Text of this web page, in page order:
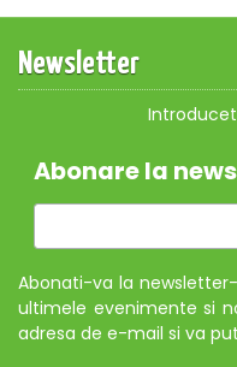
Newsletter
Abonare la
Abonati-va la
ultimele evenimente si
adresa de e-mail si va